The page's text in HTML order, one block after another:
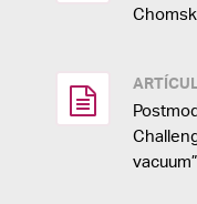
vacuum”